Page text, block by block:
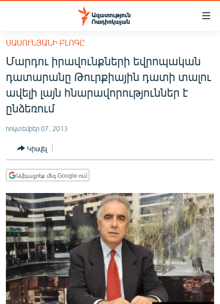
Մատչելիության
հիմնական
բովանդակությանը
հիմնական
մենյուին
Որոնում
ՀԱՅԱՍՏԱՆ
ՔԱՂԱՔԱԿԱՆ
ԸՆՏՐՈՒԹՅՈՒՆՆԵՐ 2026
ՏՆՏԵՍՈՒԹՅՈՒՆ
ՂԱՐԱԲԱՂ
ՊԱՏԵՐԱԶՄԻ 6 ՇԱԲԱԹՆԵՐԸ
ՏԱՐԱԾԱՇՐՋԱՆ
ՄԻՋԱԶԳԱՅԻՆ
ՄՇԱԿՈՒՅԹ
ՍՊՈՐՏ
ՄԵԿՆԱԲԱՆՈՒԹՅՈՒՆ
ՏՏ ԵՒ ԻՆՏԵՐՆԵՏ
ՍԱՍՈՒՆՅԱՆԻ ԲԼՈԳԸ
Մարդու իրավունքների եվրոպական
դատարանը Թուրքիային դատի տալու
ավելի լայն հնարավորություններ է
ընձեռում
հոկտեմբեր 07, 2013
Կիսվել
Ավելացրեք մեզ Google-ում